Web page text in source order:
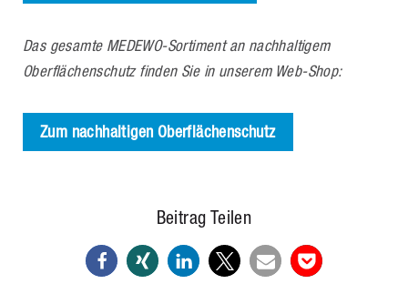
Das gesamte MEDEWO-Sortiment an nachhaltigem
Oberflächenschutz finden Sie in unserem Web-Shop:
Zum nachhaltigen Oberflächenschutz
Beitrag Teilen